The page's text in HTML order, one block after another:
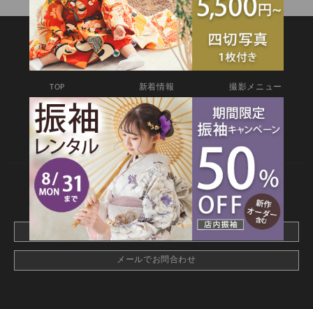
SITEMAP
TOP 新着情報
撮影メニュー
料金・商品
キャンペーン
店舗情報
よくあるご質問
お問合せ
web撮影予約
CONTACT
webでご予約はこちら
メールでお問合わせ